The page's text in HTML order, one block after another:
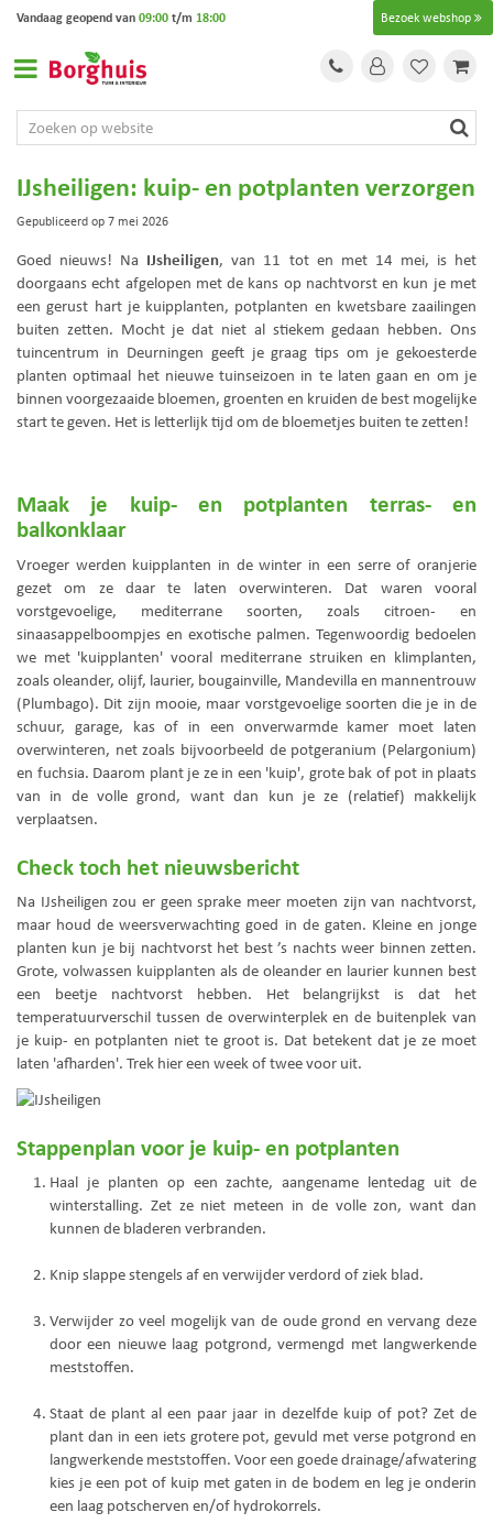
Bezoek webshop
Vandaag geopend van09:00t/m 18:00
IJsheiligen: kuip- en potplanten verzorgen
Gepubliceerd op7 mei 2026
Goed nieuws! Na IJsheiligen, van 11 tot en met 14 mei, is het
doorgaans echt afgelopen met de kans op nachtvorst en kun je met
een gerust hart je kuipplanten, potplanten en kwetsbare zaailingen
buiten zetten. Mocht je dat niet al stiekem gedaan hebben. Ons
tuincentrum in Deurningen geeft je graag tips om je gekoesterde
planten optimaal het nieuwe tuinseizoen in te laten gaan en om je
binnen voorgezaaide bloemen, groenten en kruiden de best mogelijke
start te geven. Het is letterlijk tijd om de bloemetjes buiten te zetten!
Maak je kuip- en potplanten terras- en
balkonklaar
Vroeger werden kuipplanten in de winter in een serre of oranjerie
gezet om ze daar te laten overwinteren. Dat waren vooral
vorstgevoelige, mediterrane soorten, zoals citroen- en
sinaasappelboompjes en exotische palmen. Tegenwoordig bedoelen
we met 'kuipplanten' vooral mediterrane struiken en klimplanten,
zoals oleander, olijf, laurier, bougainville, Mandevilla en mannentrouw
(Plumbago). Dit zijn mooie, maar vorstgevoelige soorten die je in de
schuur, garage, kas of in een onverwarmde kamer moet laten
overwinteren, net zoals bijvoorbeeld de potgeranium (Pelargonium)
en fuchsia. Daarom plant je ze in een 'kuip', grote bak of pot in plaats
van in de volle grond, want dan kun je ze (relatief) makkelijk
verplaatsen.
Check toch het nieuwsbericht
Na IJsheiligen zou er geen sprake meer moeten zijn van nachtvorst,
maar houd de weersverwachting goed in de gaten. Kleine en jonge
planten kun je bij nachtvorst het best ’s nachts weer binnen zetten.
Grote, volwassen kuipplanten als de oleander en laurier kunnen best
een beetje nachtvorst hebben. Het belangrijkst is dat het
temperatuurverschil tussen de overwinterplek en de buitenplek van
je kuip- en potplanten niet te groot is. Dat betekent dat je ze moet
laten 'afharden'. Trek hier een week of twee voor uit.
Stappenplan voor je kuip- en potplanten
Haal je planten op een zachte, aangename lentedag uit de
winterstalling. Zet ze niet meteen in de volle zon, want dan
kunnen de bladeren verbranden.
Knip slappe stengels af en verwijder verdord of ziek blad.
Verwijder zo veel mogelijk van de oude grond en vervang deze
door een nieuwe laag potgrond, vermengd met langwerkende
meststoffen.
Staat de plant al een paar jaar in dezelfde kuip of pot? Zet de
plant dan in een iets grotere pot, gevuld met verse potgrond en
langwerkende meststoffen. Voor een goede drainage/afwatering
kies je een pot of kuip met gaten in de bodem en leg je onderin
een laag potscherven en/of hydrokorrels.